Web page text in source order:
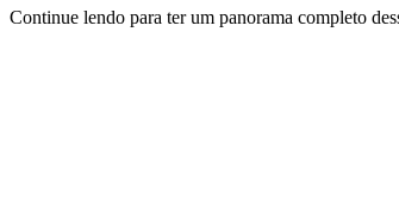
Continue lendo para ter um panorama completo